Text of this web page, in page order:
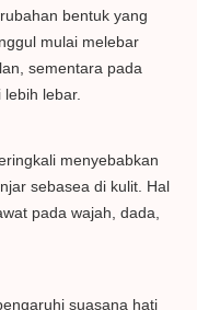
bentuk yang
mulai melebar
sementara pada
lebar.
menyebabkan
sebasea di kulit. Hal
pada wajah, dada,
suasana hati